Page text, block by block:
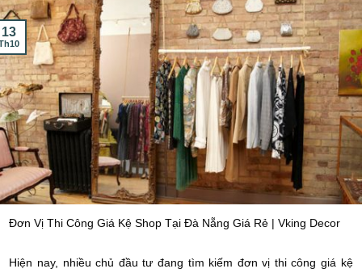
Đơn Vị Thi Công Giá Kệ Shop Tại Đà Nẵng Giá Rẻ | Vking Decor
Hiện nay, nhiều chủ đầu tư đang tìm kiếm đơn vị thi công giá kệ
13